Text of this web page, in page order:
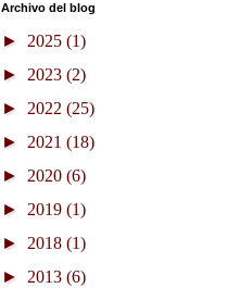
Archivo del blog
► 2025 (1)
► 2023 (2)
► 2022 (25)
► 2021 (18)
► 2020 (6)
► 2019 (1)
► 2018 (1)
► 2013 (6)